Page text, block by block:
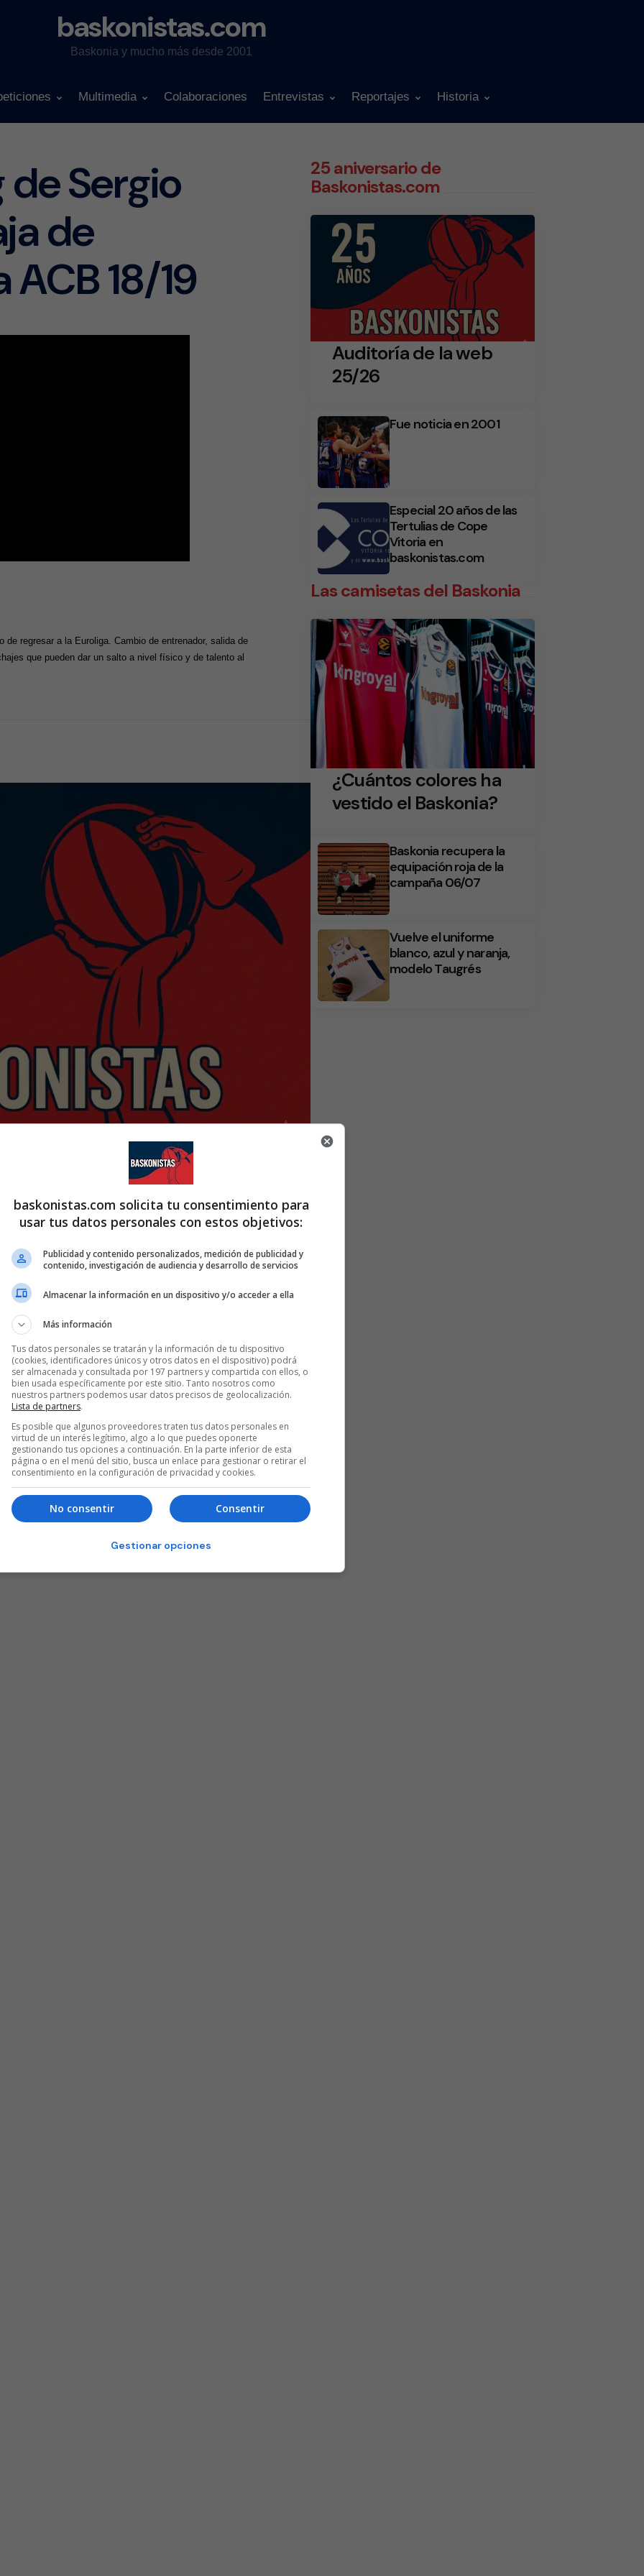
baskonistas.com
Baskonia y mucho más desde 2001
Multimedia Colaboraciones Entrevistas Reportajes Historia
Sergio
de
18/19
regresar a la Euroliga. Cambio de entrenador, salida de
que pueden dar un salto a nivel físico y de talento al
Kirolbet Baskonia.Domingo 23/12/18 a las 19:30 h
are closed.
25 aniversario de
Baskonistas.com
Auditoría de la web
25/26
Fue noticia en 2001
Especial 20 años de las
Tertulias de Cope
Vitoria en
baskonistas.com
Las camisetas del Baskonia
¿Cuántos colores ha
vestido el Baskonia?
Baskonia recupera la
equipación roja de la
campaña 06/07
Vuelve el uniforme
blanco, azul y naranja,
modelo Taugrés
baskonistas.com solicita tu consentimiento para
usar tus datos personales con estos objetivos:
Publicidad y contenido personalizados, medición de publicidad y
contenido, investigación de audiencia y desarrollo de servicios
Almacenar la información en un dispositivo y/o acceder a ella
Más información
Tus datos personales se tratarán y la información de tu dispositivo
(cookies, identificadores únicos y otros datos en el dispositivo) podrá
ser almacenada y consultada por 197 partners y compartida con ellos, o
bien usada específicamente por este sitio. Tanto nosotros como
nuestros partners podemos usar datos precisos de geolocalización.
Lista de partners.
Es posible que algunos proveedores traten tus datos personales en
virtud de un interés legítimo, algo a lo que puedes oponerte
gestionando tus opciones a continuación. En la parte inferior de esta
página o en el menú del sitio, busca un enlace para gestionar o retirar el
consentimiento en la configuración de privacidad y cookies.
Consentir
No consentir
Gestionar opciones